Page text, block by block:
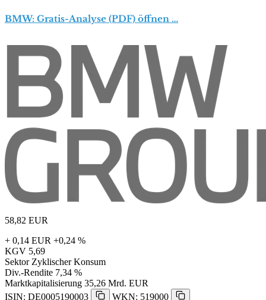
BMW: Gratis-Analyse (PDF) öffnen …
58,82 EUR
+ 0,14 EUR +0,24 %
KGV 5,69
Sektor Zyklischer Konsum
Div.-Rendite 7,34 %
Marktkapitalisierung 35,26 Mrd. EUR
ISIN: DE0005190003
WKN: 519000